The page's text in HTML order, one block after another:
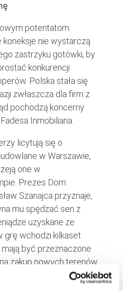
potentatom
nie wystarczą.
zastrzyku gotówki, by
konkurencji
Polska stała się
zwłaszcza dla firm z
pochodzą koncerny
Inmobiliaria.
licytują się o
w Warszawie,
one w
Prezes Dom
Szanajca przyznaje,
mu spędzać sen z
uzyskane ze
grę wchodzi kilkaset
być przeznaczone
zakup nowych terenów